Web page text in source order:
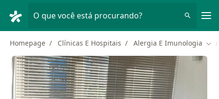
O que você está procurando?
Homepage Clínicas E Hospitais Alergia E Imunologia